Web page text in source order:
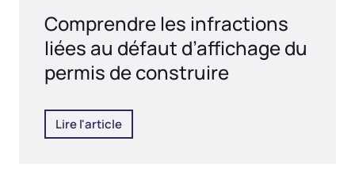
Comprendre les infractions
liées au défaut d’affichage du
permis de construire
Lire l'article